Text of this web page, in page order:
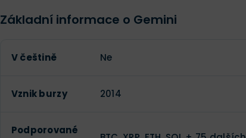
Základní informace o Gemini
V češtině Ne
Vznik burzy 2014
Podporované